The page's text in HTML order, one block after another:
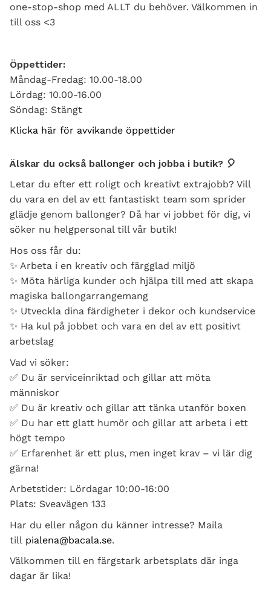
one-stop-shop med ALLT du behöver. Välkommen in
till oss <3
Öppettider:
Måndag-Fredag: 10.00-18.00
Lördag: 10.00-16.00
Söndag: Stängt
Klicka här för avvikande öppettider
Älskar du också ballonger och jobba i butik? 🎈
Letar du efter ett roligt och kreativt extrajobb? Vill
du vara en del av ett fantastiskt team som sprider
glädje genom ballonger? Då har vi jobbet för dig, vi
söker nu helgpersonal till vår butik!
Hos oss får du:
✨ Arbeta i en kreativ och färgglad miljö
✨ Möta härliga kunder och hjälpa till med att skapa
magiska ballongarrangemang
✨ Utveckla dina färdigheter i dekor och kundservice
✨ Ha kul på jobbet och vara en del av ett positivt
arbetslag
Vad vi söker:
✅ Du är serviceinriktad och gillar att möta
människor
✅ Du är kreativ och gillar att tänka utanför boxen
✅ Du har ett glatt humör och gillar att arbeta i ett
högt tempo
✅ Erfarenhet är ett plus, men inget krav – vi lär dig
gärna!
Arbetstider: Lördagar 10:00-16:00
Plats: Sveavägen 133
Har du eller någon du känner intresse? Maila
till pialena@bacala.se.
Välkommen till en färgstark arbetsplats där inga
dagar är lika!